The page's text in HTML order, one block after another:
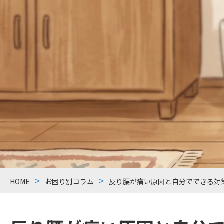
HOME お困り別コラム 反り腰が痛い原因と自分でできる対